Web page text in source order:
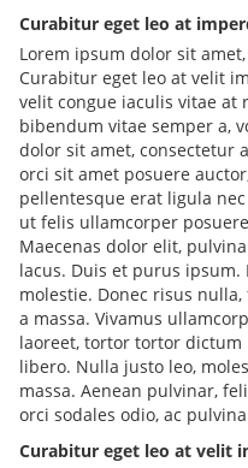
Curabitur eget leo at
Lorem ipsum dolor sit
Curabitur eget leo at velit
velit congue iaculis vitae
bibendum vitae semper a,
dolor sit amet, consectetur
orci sit amet posuere
pellentesque erat ligula
ut felis ullamcorper
Maecenas dolor elit,
lacus. Duis et purus
molestie. Donec risus
a massa. Vivamus
laoreet, tortor tortor dictum
libero. Nulla justo leo,
massa. Aenean pulvinar,
orci sodales odio, ac
Curabitur eget leo at velit